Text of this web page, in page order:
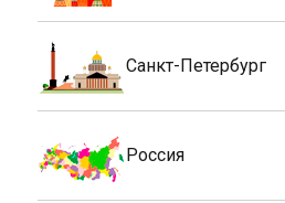
Санкт-Петербург
Россия